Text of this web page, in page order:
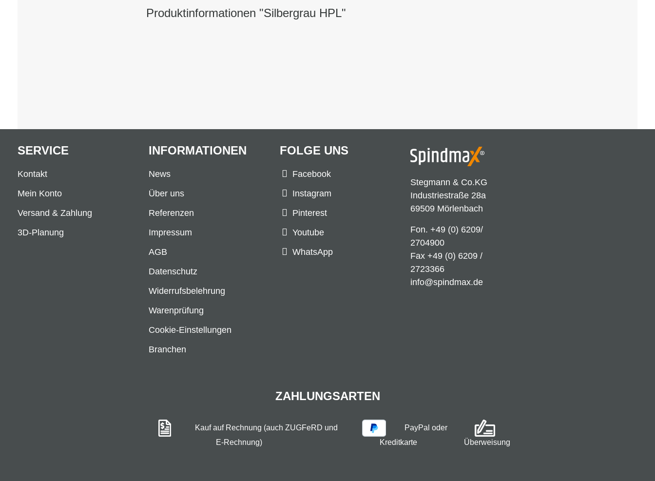
Produktinformationen "Silbergrau HPL"
Stegmann & Co.KG
Industriestraße 28a
69509 Mörlenbach
Fon. +49 (0) 6209/
2704900
Fax +49 (0) 6209 /
2723366
info@spindmax.de
FOLGE UNS
Facebook
Instagram
Pinterest
Youtube
WhatsApp
SERVICE
Kontakt
Mein Konto
Versand & Zahlung
3D-Planung
INFORMATIONEN
News
Über uns
Referenzen
Impressum
AGB
Datenschutz
Widerrufsbelehrung
Warenprüfung
Cookie-Einstellungen
Branchen
ZAHLUNGSARTEN
Kauf auf Rechnung (auch ZUGFeRD und
E-Rechnung)
PayPal oder
Kreditkarte
Überweisung